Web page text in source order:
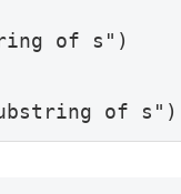
of s"
of s"